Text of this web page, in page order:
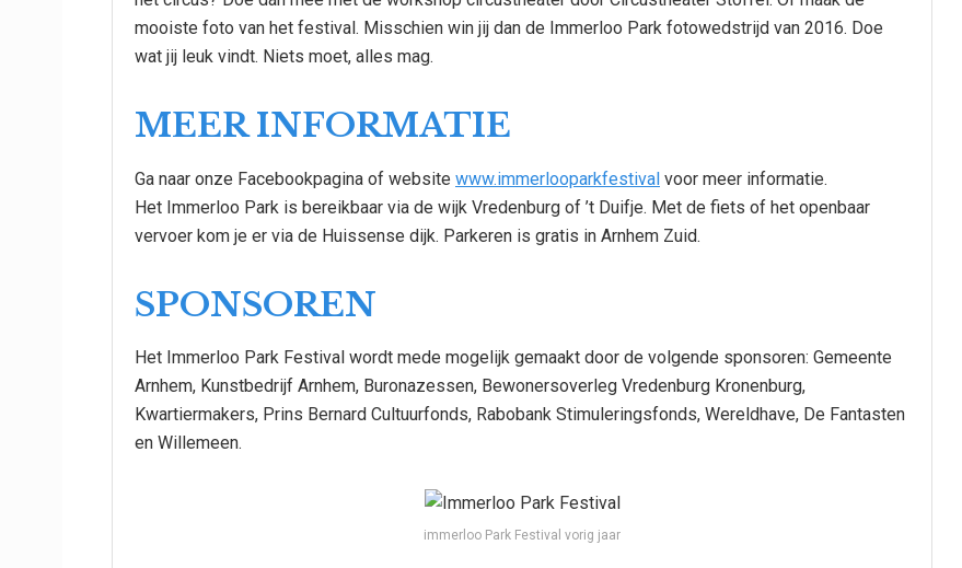
mooiste foto van het festival. Misschien win jij dan de Immerloo Park fotowedstrijd van 2016. Doe
wat jij leuk vindt. Niets moet, alles mag.
MEER INFORMATIE
Ga naar onze Facebookpagina of website www.immerlooparkfestival voor meer informatie.
Het Immerloo Park is bereikbaar via de wijk Vredenburg of ’t Duifje. Met de fiets of het openbaar
vervoer kom je er via de Huissense dijk. Parkeren is gratis in Arnhem Zuid.
SPONSOREN
Het Immerloo Park Festival wordt mede mogelijk gemaakt door de volgende sponsoren: Gemeente
Arnhem, Kunstbedrijf Arnhem, Buronazessen, Bewonersoverleg Vredenburg Kronenburg,
Kwartiermakers, Prins Bernard Cultuurfonds, Rabobank Stimuleringsfonds, Wereldhave, De Fantasten
en Willemeen.
immerloo Park Festival vorig jaar